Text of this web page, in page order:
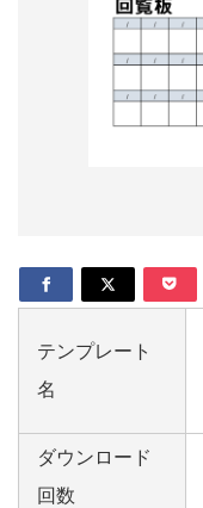
テンプレート
名
ダウンロード
回数